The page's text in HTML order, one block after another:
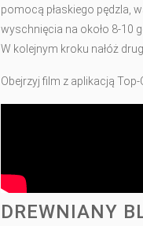
pomocą płaskiego pędzla,
wyschnięcia na około 8-10
W kolejnym kroku nałóż
Obejrzyj film z aplikacją Top-
DREWNIANY